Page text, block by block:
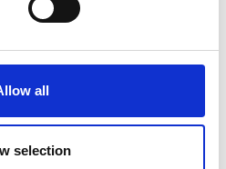
all
selection
chapas deflectoras,
recomendado pelo
ou sem certificação